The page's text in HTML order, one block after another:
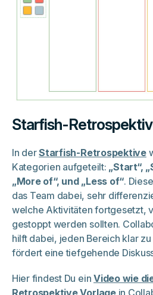
Starfish-
In derStarfish-Retrospektive
Kategorien aufgeteilt: „Start“,
„More of“, und „Less of“.
das Team dabei, sehr
welche Aktivitäten fortgesetzt,
gestoppt werden sollten.
hilft dabei, jeden Bereich klar
fördert eine tiefgehende
Hier findest Du einVideo wie
Retrospektive Vorlagein